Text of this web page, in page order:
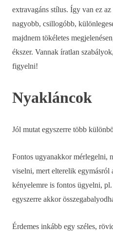
extravagáns stílus. Így van ez
nagyobb, csillogóbb,
majdnem tökéletes
ékszer. Vannak íratlan
figyelni!
Nyakláncok
Jól mutat egyszerre több
Fontos ugyanakkor mérlegelni,
viselni, mert elterelik egymásról
kényelemre is fontos ügyelni,
egyszerre akkor
Érdemes inkább egy széles,